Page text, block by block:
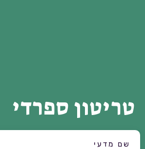
טריטון ספרדי
שם מדעי